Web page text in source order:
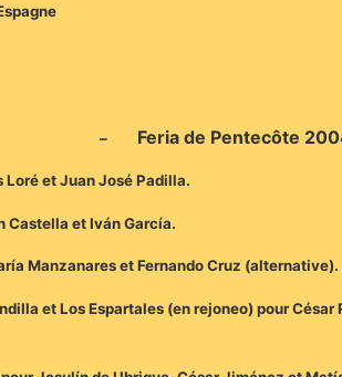
– Feria de Pentecôte
et Juan José Padilla.
Castella et Iván García.
Manzanares et Fernando Cruz (alternative).
et Los Espartales (en rejoneo) pour